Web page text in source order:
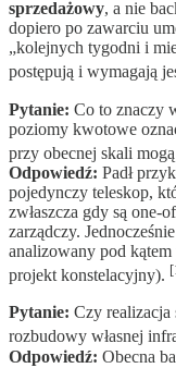
sprzedażowy, a nie
dopiero po zawarciu
„kolejnych tygodni i
postępują i wymagają
Pytanie: Co to znaczy
poziomy kwotowe
przy obecnej skali
Odpowiedź: Padł
pojedynczy teleskop,
zwłaszcza gdy są one-
zarządczy.
analizowany pod
projekt konstelacyjny).
Pytanie: Czy realizacja
rozbudowy własnej
Odpowiedź: Obecna